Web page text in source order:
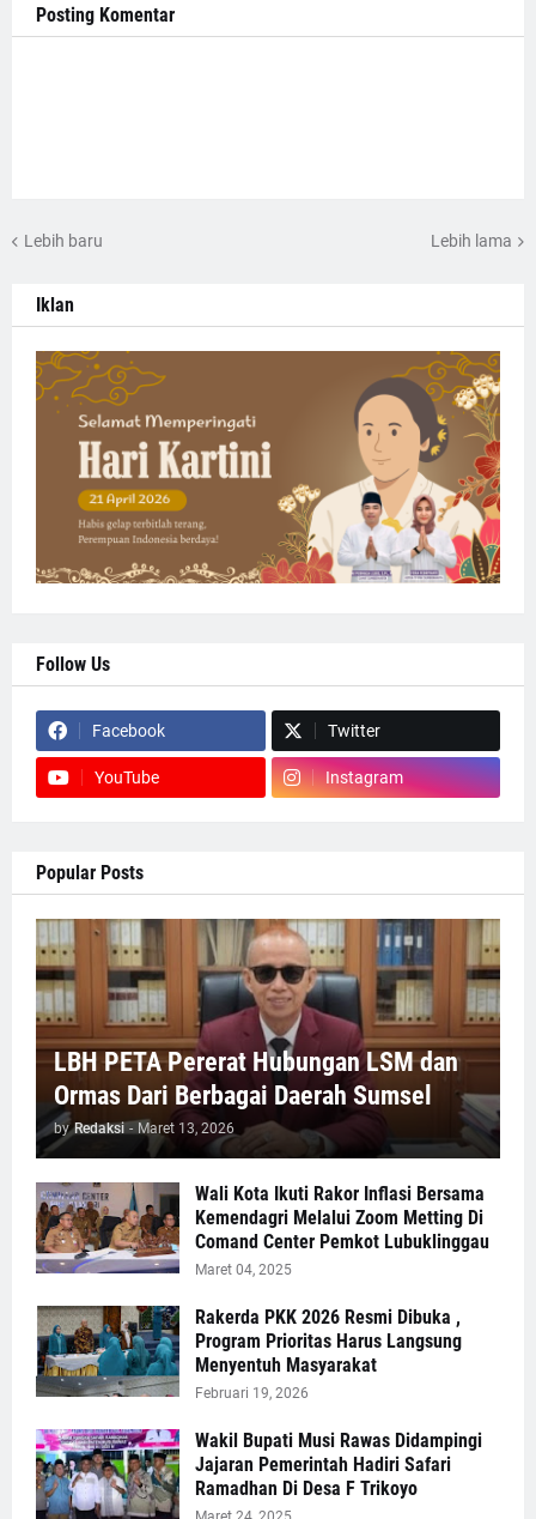
Posting Komentar
Lebih baru Lebih lama
Iklan
Follow Us
Facebook Twitter
YouTube Instagram
Popular Posts
LBH PETA Pererat Hubungan LSM dan
Ormas Dari Berbagai Daerah Sumsel
by Redaksi - Maret 13, 2026
Wali Kota Ikuti Rakor Inflasi Bersama
Kemendagri Melalui Zoom Metting Di
Comand Center Pemkot Lubuklinggau
Maret 04, 2025
Rakerda PKK 2026 Resmi Dibuka ,
Program Prioritas Harus Langsung
Menyentuh Masyarakat
Februari 19, 2026
Wakil Bupati Musi Rawas Didampingi
Jajaran Pemerintah Hadiri Safari
Ramadhan Di Desa F Trikoyo